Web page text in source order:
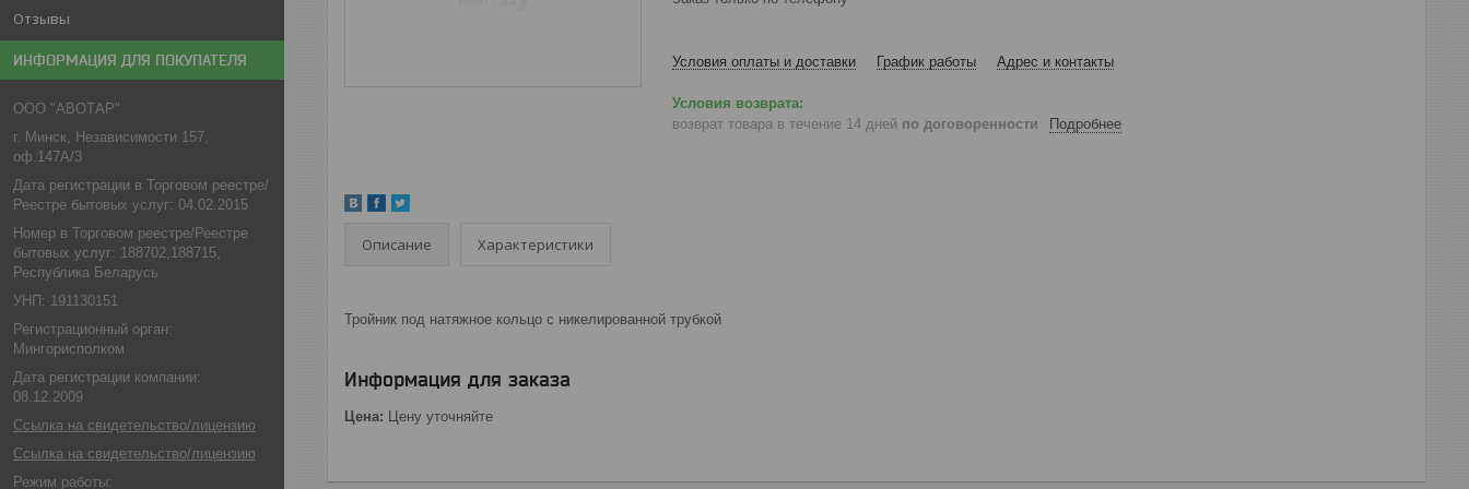
Отзывы
ИНФОРМАЦИЯ ДЛЯ ПОКУПАТЕЛЯ
ООО "АВОТАР"
г. Минск, Независимости 157,
оф.147А/3
Дата регистрации в Торговом реестре/
Реестре бытовых услуг: 04.02.2015
Номер в Торговом реестре/Реестре
бытовых услуг: 188702,188715,
Республика Беларусь
УНП: 191130151
Регистрационный орган:
Мингорисполком
Дата регистрации компании:
08.12.2009
Ссылка на свидетельство/лицензию
Ссылка на свидетельство/лицензию
Режим работы:
Условия оплаты и доставки График работы Адрес и контакты
возврат товара в течение 14 дней по договоренности Подробнее
Описание Характеристики
Тройник под натяжное кольцо с никелированной трубкой
Информация для заказа
Цена: Цену уточняйте